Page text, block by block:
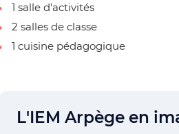
1 salle d'activités
2 salles de classe
1 cuisine pédagogique
L'IEM Arpège en